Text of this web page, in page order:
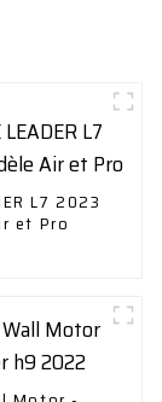
L7 2023
et Pro